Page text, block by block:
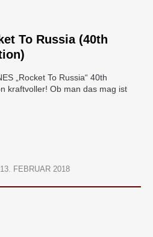
To Russia (40th
„Rocket To Russia“ 40th
kraftvoller! Ob man das mag ist
13. FEBRUAR 2018